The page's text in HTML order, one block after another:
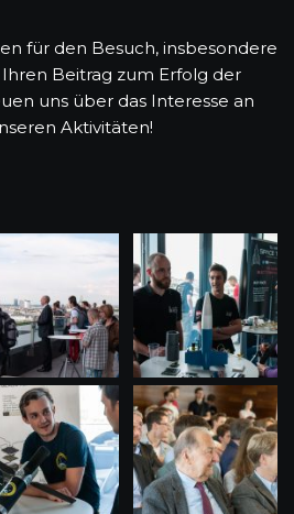
für den Besuch, insbesondere
Beitrag zum Erfolg der
uns über das Interesse an
Aktivitäten!